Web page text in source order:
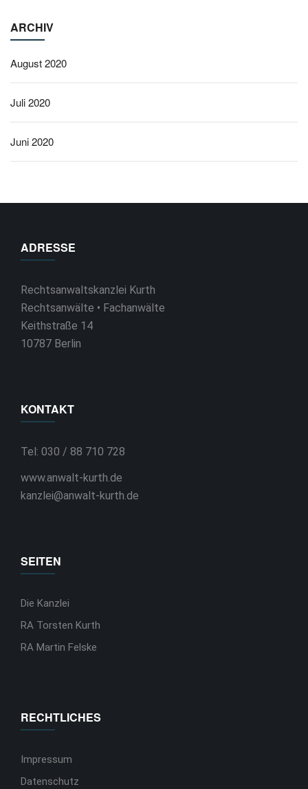
ARCHIV
August 2020
Juli 2020
Juni 2020
ADRESSE
Rechtsanwaltskanzlei Kurth
Rechtsanwälte • Fachanwälte
Keithstraße 14
10787 Berlin
KONTAKT
Tel: 030 / 88 710 728
www.anwalt-kurth.de
kanzlei@anwalt-kurth.de
SEITEN
Die Kanzlei
RA Torsten Kurth
RA Martin Felske
RECHTLICHES
Impressum
Datenschutz